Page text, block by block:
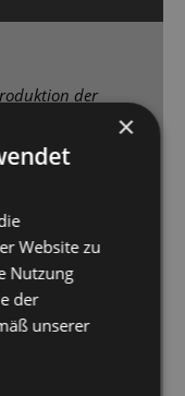
der
Wurf!
mit
Lambrich in der
schwierig
stark Gero
Erzähler Che
Sterben
Nicht zu
×
Website zu
Nutzung
der
unserer